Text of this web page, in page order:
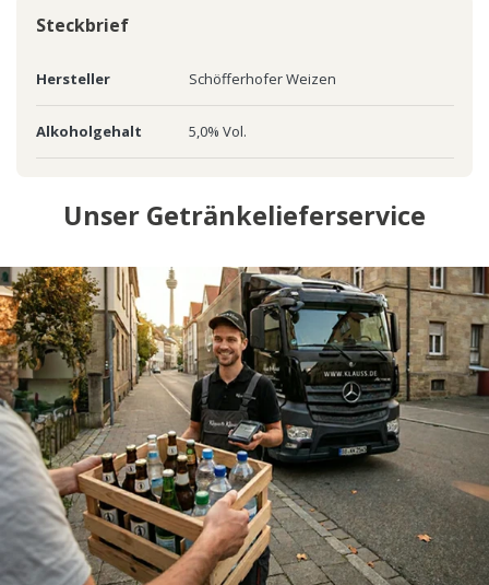
Steckbrief
Hersteller Schöfferhofer Weizen
Alkoholgehalt 5,0% Vol.
Unser Getränkelieferservice